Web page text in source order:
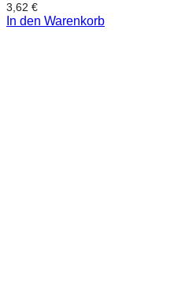
3,62 €
In den Warenkorb